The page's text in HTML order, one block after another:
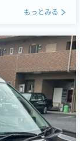
もっとみる